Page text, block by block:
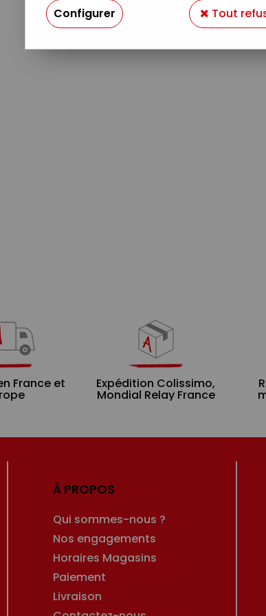
France et Expédition Colissimo,
Mondial Relay France
À PROPOS
Qui sommes-nous ?
Nos engagements
Horaires Magasins
Paiement
Livraison
Configurer Tout